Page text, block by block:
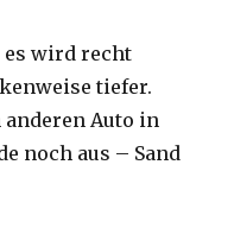
wird recht
tiefer.
Auto in
noch aus – Sand